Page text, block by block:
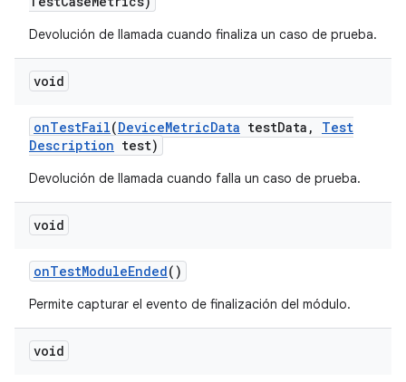
Devolución de llamada cuando finaliza un caso de prueba.
void
onTestFail(DeviceMetricData testData ,
Test
Description test)
Devolución de llamada cuando falla un caso de prueba.
void
onTestModuleEnded()
Permite capturar el evento de finalización del módulo.
void